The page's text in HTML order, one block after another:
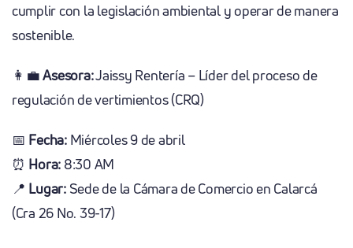
cumplir con la legislación ambiental y operar de manera
sostenible.
👩‍💼Asesora:Jaissy Rentería – Líder del proceso de
regulación de vertimientos (CRQ)
📅 Fecha:Miércoles 9 de abril
⏰ Hora: 8:30 AM
📍 Lugar:Sede de la Cámara de Comercio en Calarcá
(Cra 26 No. 39-17)